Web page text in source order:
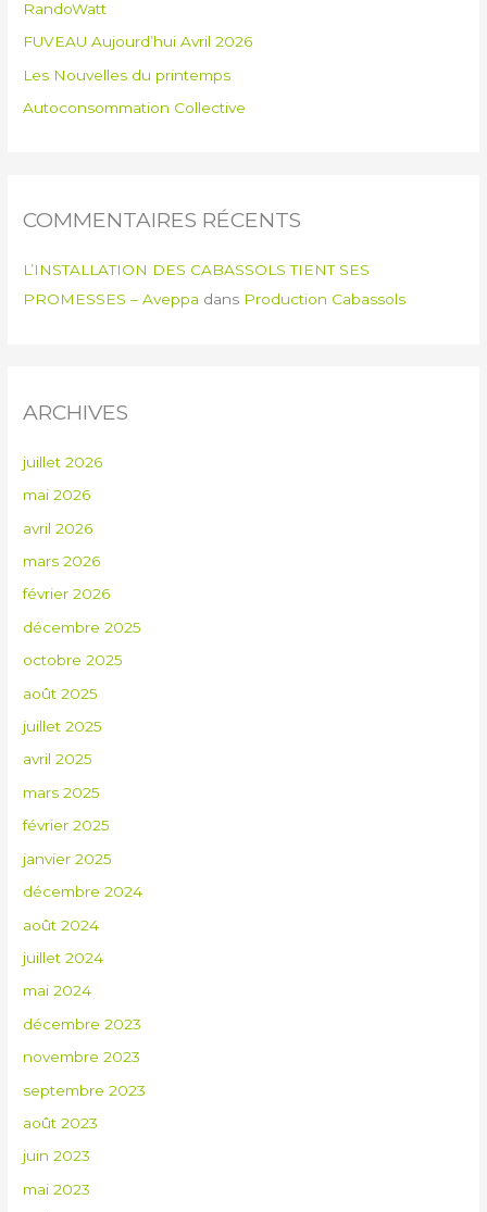
RandoWatt
FUVEAU Aujourd’hui Avril 2026
Les Nouvelles du printemps
Autoconsommation Collective
COMMENTAIRES RÉCENTS
L’INSTALLATION DES CABASSOLS TIENT SES
PROMESSES – Aveppa dans Production Cabassols
ARCHIVES
juillet 2026
mai 2026
avril 2026
mars 2026
février 2026
décembre 2025
octobre 2025
août 2025
juillet 2025
avril 2025
mars 2025
février 2025
janvier 2025
décembre 2024
août 2024
juillet 2024
mai 2024
décembre 2023
novembre 2023
septembre 2023
août 2023
juin 2023
mai 2023